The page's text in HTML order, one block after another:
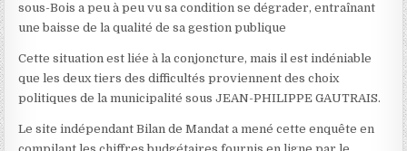
sous-Bois a peu à peu vu sa condition se dégrader, entraînant
une baisse de la qualité de sa gestion publique
Cette situation est liée à la conjoncture, mais il est indéniable
que les deux tiers des difficultés proviennent des choix
politiques de la municipalité sous JEAN-PHILIPPE GAUTRAIS.
Le site indépendant Bilan de Mandat a mené cette enquête en